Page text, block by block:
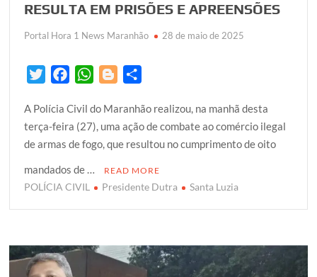
RESULTA EM PRISÕES E APREENSÕES
Portal Hora 1 News Maranhão 28 de maio de 2025
i
t
t
e
r
c
e
b
o
o
W
a
t
s
p
o
g
g
e
r
a
r
e
A Polícia Civil do Maranhão realizou, na manhã desta
terça-feira (27), uma ação de combate ao comércio ilegal
de armas de fogo, que resultou no cumprimento de oito
mandados de …
READ MORE
POLÍCIA CIVIL Presidente Dutra Santa Luzia